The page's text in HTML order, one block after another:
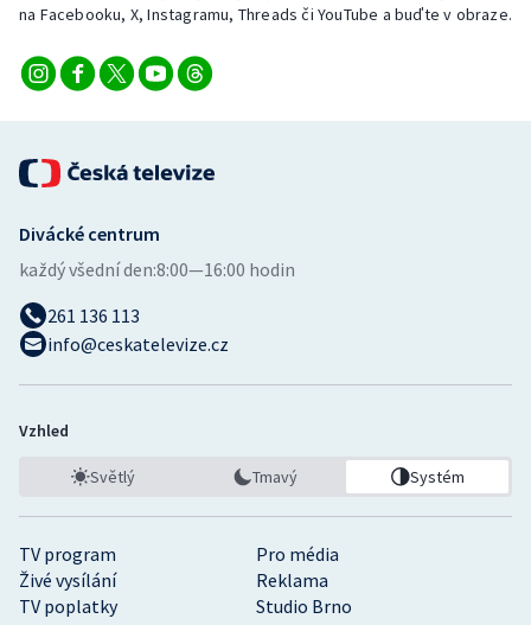
na Facebooku, X, Instagramu, Threads či YouTube a buďte v obraze.
TV program
Pro média
Živé vysílání
Reklama
TV poplatky
Studio Brno
Divácké centrum
každý všední den:8:00—16:00 hodin
261 136 113
info@ceskatelevize.cz
Vzhled
Světlý Tmavý Systém